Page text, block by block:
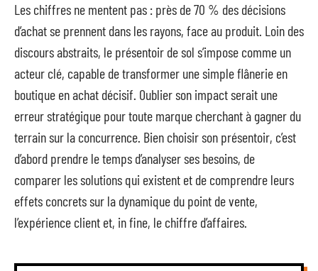
Les chiffres ne mentent pas : près de 70 % des décisions
d’achat se prennent dans les rayons, face au produit. Loin des
discours abstraits, le présentoir de sol s’impose comme un
acteur clé, capable de transformer une simple flânerie en
boutique en achat décisif. Oublier son impact serait une
erreur stratégique pour toute marque cherchant à gagner du
terrain sur la concurrence. Bien choisir son présentoir, c’est
d’abord prendre le temps d’analyser ses besoins, de
comparer les solutions qui existent et de comprendre leurs
effets concrets sur la dynamique du point de vente,
l’expérience client et, in fine, le chiffre d’affaires.